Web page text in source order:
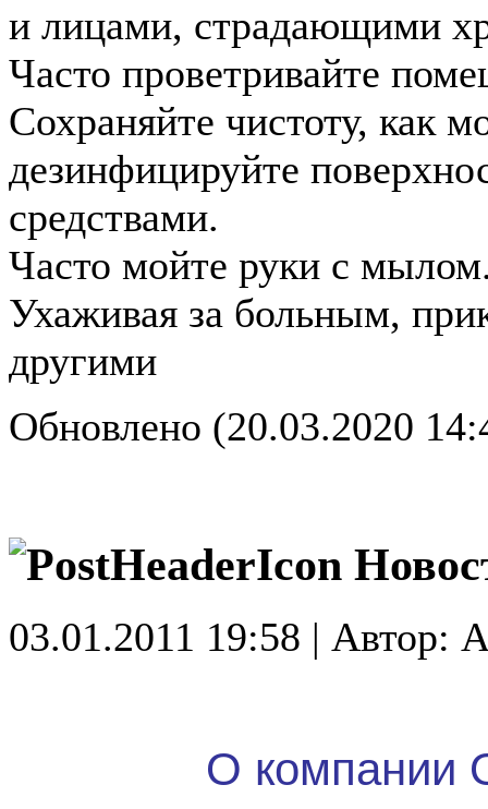
и лицами, страдающими
Часто проветривайте
Сохраняйте чистоту, как
дезинфицируйте
средствами.
Часто мойте руки с
Ухаживая за больным,
другими
Обновлено (20.03.2020
03.01.2011 19:58 | Автор:
О компании